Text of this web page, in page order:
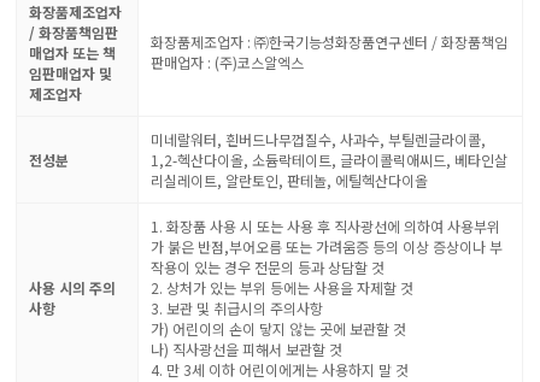
화장품제조업자
/ 화장품책임판
매업자 또는 책
임판매업자 및
제조업자
화장품제조업자 : ㈜한국기능성화장품연구센터 / 화장품책임
판매업자 : (주)코스알엑스
전성분
미네랄워터, 흰버드나무껍질수, 사과수, 부틸렌글라이콜,
1,2-헥산다이올, 소듐락테이트, 글라이콜릭애씨드, 베타인살
리실레이트, 알란토인, 판테놀, 에틸헥산다이올
사용 시의 주의
사항
1. 화장품 사용 시 또는 사용 후 직사광선에 의하여 사용부위
가 붉은 반점,부어오름 또는 가려움증 등의 이상 증상이나 부
작용이 있는 경우 전문의 등과 상담할 것
2. 상처가 있는 부위 등에는 사용을 자제할 것
3. 보관 및 취급시의 주의사항
가) 어린이의 손이 닿지 않는 곳에 보관할 것
나) 직사광선을 피해서 보관할 것
4. 만 3세 이하 어린이에게는 사용하지 말 것